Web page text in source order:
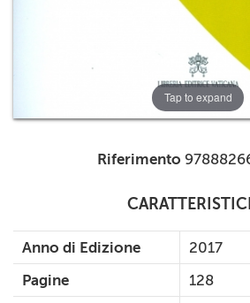
Tap to expand
Riferimento
Anno di Edizione
2017
Pagine
128